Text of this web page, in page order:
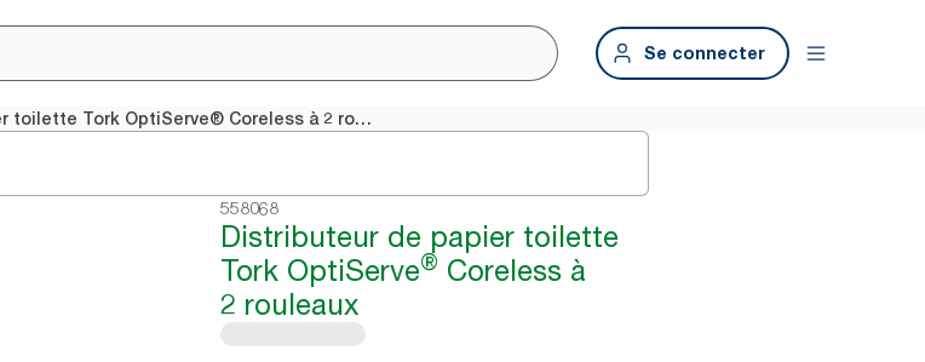
Se connecter
Distributeur de papier toilette Tork OptiServe® Coreless à 2 rouleaux
558068
Distributeur de papier toilette
Tork OptiServe® Coreless à
2 rouleaux